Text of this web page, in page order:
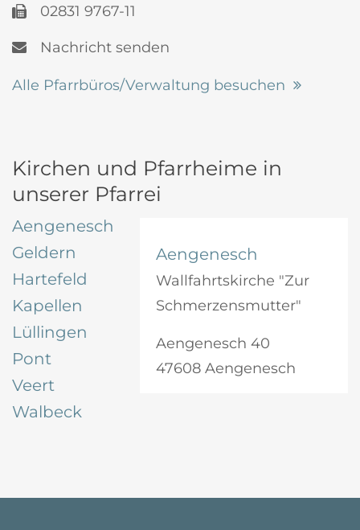
02831 9767-11
Nachricht senden
Alle Pfarrbüros/Verwaltung besuchen
Kirchen und Pfarrheime in
unserer Pfarrei
Aengenesch
Geldern
Hartefeld
Kapellen
Lüllingen
Pont
Veert
Walbeck
Aengenesch
Wallfahrtskirche "Zur
Schmerzensmutter"
Aengenesch 40
47608 Aengenesch